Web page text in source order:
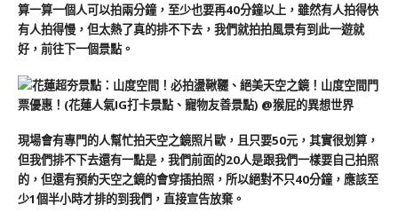
算一算一個人可以拍兩分鐘，至少也要再40分鐘以上，雖然有人拍得快
有人拍得慢，但太熱了真的排不下去，我們就拍拍風景有到此一遊就
好，前往下一個景點。
現場會有專門的人幫忙拍天空之鏡照片歐，且只要50元，其實很划算，
但我們排不下去還有一點是，我們前面的20人是跟我們一樣要自己拍照
的，但還有預約天空之鏡的會穿插拍照，所以絕對不只40分鐘，應該至
少1個半小時才排的到我們，直接宣告放棄。